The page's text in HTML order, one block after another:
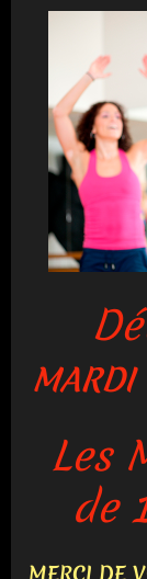
MARDI
Les
de